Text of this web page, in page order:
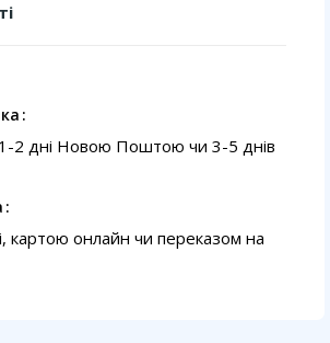
2 дні Новою Поштою чи 3-5 днів
картою онлайн чи переказом на